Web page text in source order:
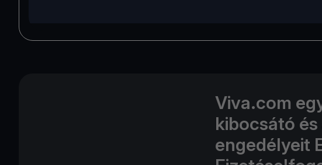
Viva.com
kibocsátó
engedélyeit